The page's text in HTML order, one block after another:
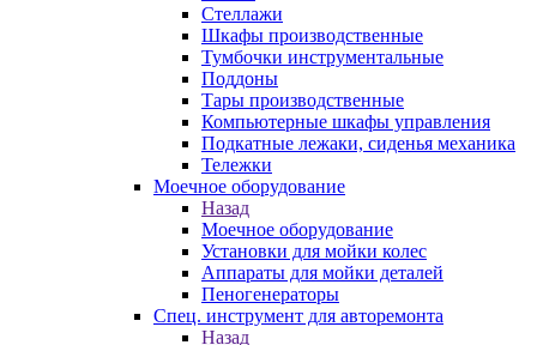
Стеллажи
Шкафы производственные
Тумбочки инструментальные
Поддоны
Тары производственные
Компьютерные шкафы управления
Подкатные лежаки, сиденья механика
Тележки
Моечное оборудование
Назад
Моечное оборудование
Установки для мойки колес
Аппараты для мойки деталей
Пеногенераторы
Спец. инструмент для авторемонта
Назад